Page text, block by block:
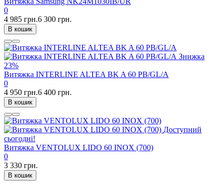
0
4 985 грн.6 300 грн.
В кошик
Знижка
23%
Витяжка INTERLINE ALTEA BK A 60 PB/GL/A
0
4 950 грн.6 400 грн.
В кошик
Доступний
сьогодні!
Витяжка VENTOLUX LIDO 60 INOX (700)
0
3 330 грн.
В кошик